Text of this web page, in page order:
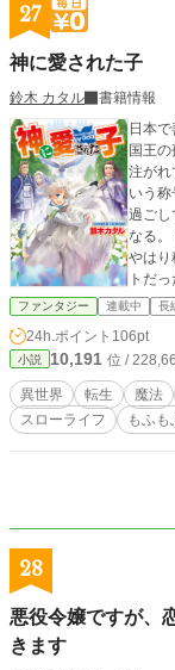
27
神に愛された子
鈴木 カタル
書籍情報
日本
国王
注がれ
いう
過ごし
なる
やはり
トだ
る――！ 感想欄にネタバレ補正はしてませ
で判断
ファンタジー 連載中 長
24h.ポイント 106pt
小説 10,191 位 /
異世界 転生 魔法
スローライフ
もふも
28
悪役令嬢ですが、
きます